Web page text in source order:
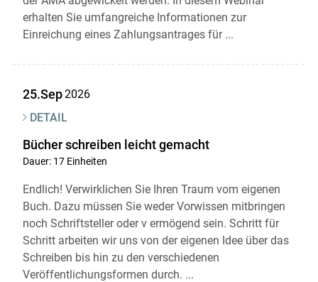
erhalten Sie umfangreiche Informationen zur
Einreichung eines Zahlungsantrages für ...
25.Sep2026
DETAIL
Bücher schreiben leicht gemacht
Dauer: 17 Einheiten
Endlich! Verwirklichen Sie Ihren Traum vom eigenen
Buch. Dazu müssen Sie weder Vorwissen mitbringen
noch Schriftsteller oder v ermögend sein. Schritt für
Schritt arbeiten wir uns von der eigenen Idee über das
Schreiben bis hin zu den verschiedenen
Veröffentlichungsformen durch. ...